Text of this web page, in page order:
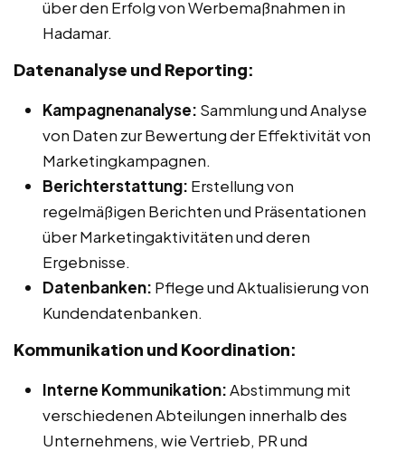
über den Erfolg von Werbemaßnahmen in
Hadamar.
Datenanalyse und Reporting:
Kampagnenanalyse: Sammlung und Analyse
von Daten zur Bewertung der Effektivität von
Marketingkampagnen.
Berichterstattung: Erstellung von
regelmäßigen Berichten und Präsentationen
über Marketingaktivitäten und deren
Ergebnisse.
Datenbanken: Pflege und Aktualisierung von
Kundendatenbanken.
Kommunikation und Koordination:
Interne Kommunikation:Abstimmung mit
verschiedenen Abteilungen innerhalb des
Unternehmens, wie Vertrieb, PR und